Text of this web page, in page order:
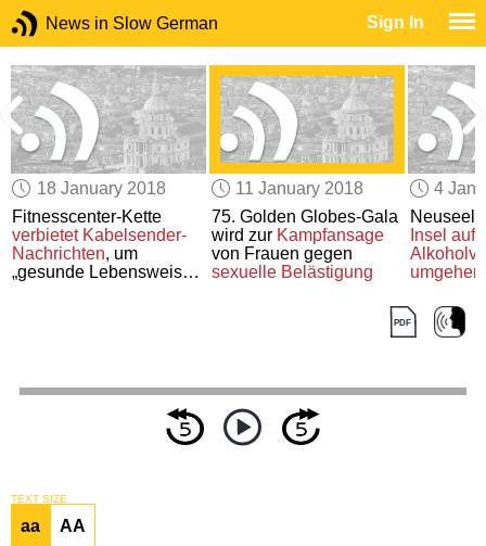
News in Slow German Sign In
18 January 2018
Fitnesscenter-Kette
verbietet Kabelsender-
Nachrichten, um
„gesunde Lebensweise“
11 January 2018
75. Golden Globes-Gala
wird zur Kampfansage
von Frauen gegen
sexuelle Belästigung
4
Insel auf,
umgehen
TEXT SIZE
aa AA